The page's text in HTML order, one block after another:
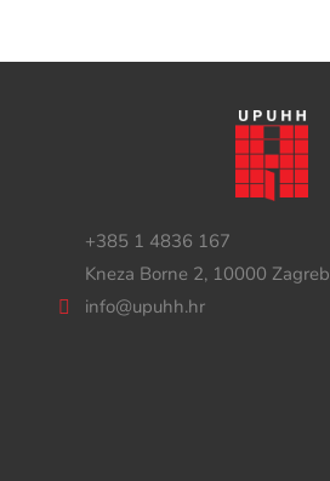
+385 1 4836 167
Kneza Borne 2, 10000 Zagreb
info@upuhh.hr